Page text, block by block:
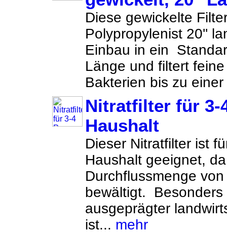
Diese gewickelte
Polypropylenist 20''
Einbau in ein
Länge und filtert
Bakterien bis zu
Nitratfilter für 3-
Haushalt
Dieser Nitratfilter ist
Haushalt geeignet,
Durchflussmenge
bewältigt. Besonders
ausgeprägter
ist... mehr